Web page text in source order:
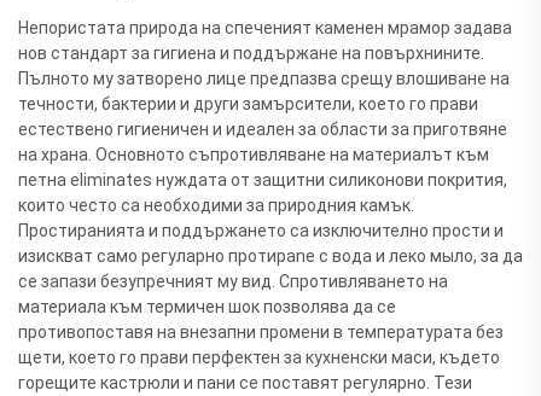
Непористата природа на спеченият каменен мрамор задава
нов стандарт за гигиена и поддържане на повърхнините.
Пълното му затворено лице предпазва срещу влошиване на
течности, бактерии и други замърсители, което го прави
естествено гигиеничен и идеален за области за приготвяне
на храна. Основното съпротивляване на материалът към
петна eliminates нуждата от защитни силиконови покрития,
които често са необходими за природния камък.
Простиранията и поддържането са изключително прости и
изискват само регуларно протирane с вода и леко мыло, за да
се запази безупречният му вид. Спротивляването на
материала към термичен шок позволява да се
противопоставя на внезапни промени в температурата без
щети, което го прави перфектен за кухненски маси, където
горещите кастрюли и пани се поставят регулярно. Тези